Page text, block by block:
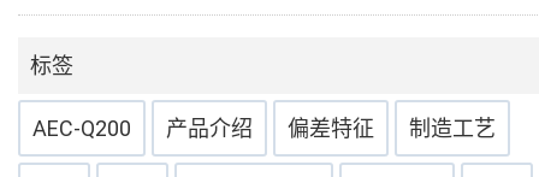
标签
AEC-Q200 产品介绍 偏差特征 制造工艺